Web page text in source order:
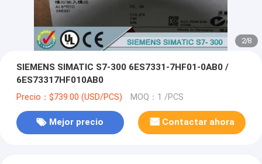
2/8
SIEMENS SIMATIC S7-300 6ES7331-7HF01-0AB0 /
6ES73317HF010AB0
Precio：$739.00 (USD/PCS) MOQ：1 /PCS
Mejor precio Contactar ahora